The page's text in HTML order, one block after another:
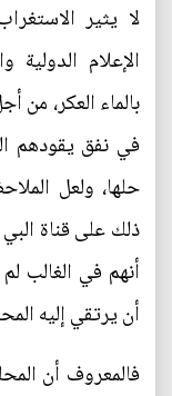
لا يثير
الإعلام الدولية
بالماء العكر، من
في نفق يقودهم
حلها، ولعل
ذلك على قناة
أنهم في الغالب
أن يرتقي إليه
فالمعروف أن